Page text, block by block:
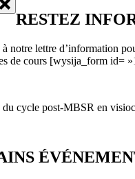
RESTEZ
notre lettre d’information
de cours [wysija_form id=